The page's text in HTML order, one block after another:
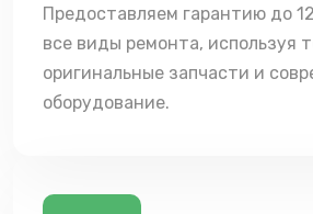
Предоставляем гарантию до
все виды ремонта, используя
оригинальные запчасти и
оборудование.